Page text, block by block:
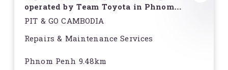
operated by Team Toyota in Phnom
Penh
PIT & GO CAMBODIA
Repairs & Maintenance Services
Phnom Penh 9.48km